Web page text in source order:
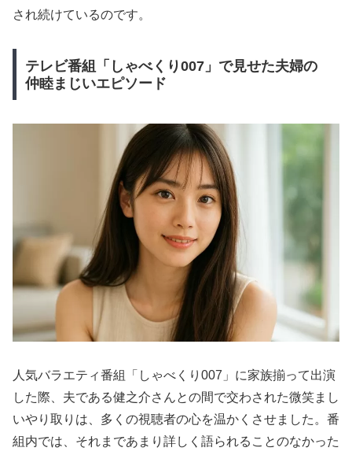
され続けているのです。
テレビ番組「しゃべくり007」で見せた夫婦の
仲睦まじいエピソード
人気バラエティ番組「しゃべくり007」に家族揃って出演
した際、夫である健之介さんとの間で交わされた微笑まし
いやり取りは、多くの視聴者の心を温かくさせました。番
組内では、それまであまり詳しく語られることのなかった